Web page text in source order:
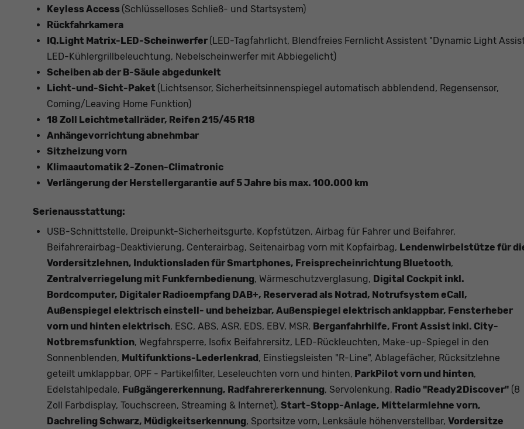
Keyless Access (Schlüsselloses Schließ- und Startsystem)
Rückfahrkamera
IQ.Light Matrix-LED-Scheinwerfer (LED-Tagfahrlicht, Blendfreies Fernlicht Assistent "Dynamic Light
LED-Kühlergrillbeleuchtung, Nebelscheinwerfer mit Abbiegelicht)
Scheiben ab der B-Säule abgedunkelt
Licht-und-Sicht-Paket (Lichtsensor, Sicherheitsinnenspiegel automatisch abblendend, Regensensor,
Coming/Leaving Home Funktion)
18 Zoll Leichtmetallräder, Reifen 215/45 R18
Anhängevorrichtung abnehmbar
Sitzheizung vorn
Klimaautomatik 2-Zonen-Climatronic
Verlängerung der Herstellergarantie auf 5 Jahre bis max. 100.000 km
Serienausstattung:
USB-Schnittstelle, Dreipunkt-Sicherheitsgurte, Kopfstützen, Airbag für Fahrer und Beifahrer,
Beifahrerairbag-Deaktivierung, Centerairbag, Seitenairbag vorn mit Kopfairbag, Lendenwirbelstütze für
Vordersitzlehnen, Induktionsladen für Smartphones, Freisprecheinrichtung Bluetooth,
Zentralverriegelung mit Funkfernbedienung, Wärmeschutzverglasung, Digital Cockpit inkl.
Bordcomputer, Digitaler Radioempfang DAB+, Reserverad als Notrad, Notrufsystem eCall,
Außenspiegel elektrisch einstell- und beheizbar, Außenspiegel elektrisch anklappbar, Fensterheber
vorn und hinten elektrisch, ESC, ABS, ASR, EDS, EBV, MSR, Berganfahrhilfe, Front Assist inkl. City-
Notbremsfunktion, Wegfahrsperre, Isofix Beifahrersitz, LED-Rückleuchten, Make-up-Spiegel in den
Sonnenblenden, Multifunktions-Lederlenkrad , Einstiegsleisten "R-Line", Ablagefächer, Rücksitzlehne
geteilt umklappbar, OPF - Partikelfilter, Leseleuchten vorn und hinten, ParkPilot vorn und hinten,
Edelstahlpedale, Fußgängererkennung, Radfahrererkennung, Servolenkung, Radio "Ready2Discover" (8
Zoll Farbdisplay, Touchscreen, Streaming & Internet), Start-Stopp-Anlage, Mittelarmlehne vorn,
Dachreling Schwarz, Müdigkeitserkennung, Sportsitze vorn, Lenksäule höhenverstellbar, Vordersitze